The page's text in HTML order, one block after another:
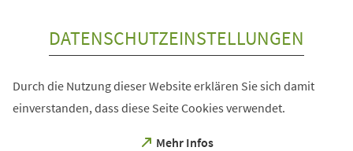
DATENSCHUTZEINSTELLUNGEN
Durch die Nutzung dieser Website erklären Sie sich damit
einverstanden, dass diese Seite Cookies verwendet.
Mehr Infos
(Öffnet